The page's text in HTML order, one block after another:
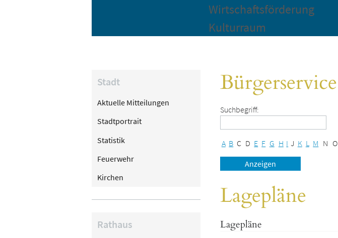
Wirtschaftsförderung
Kulturraum
Stadt
Aktuelle Mitteilungen
Stadtportrait
Statistik
Feuerwehr
Kirchen
Rathaus
Bürgerservice
Suchbegriff:
A B C D E F G H I J K L M N O
Lagepläne
Lagepläne